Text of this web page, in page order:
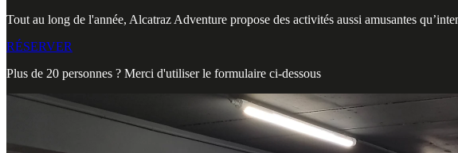
Tout au long de l'année, Alcatraz Adventure propose des activités aussi amusantes
RÉSERVER
Plus de 20 personnes ? Merci d'utiliser le formulaire ci-dessous